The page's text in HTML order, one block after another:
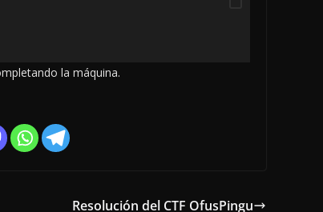
la máquina.
Resolución del CTF OfusPingu